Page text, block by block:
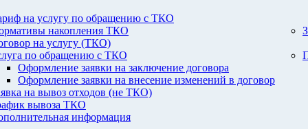
на услугу по обращению с ТКО
накопления ТКО
на услугу (ТКО)
по обращению с ТКО
Оформление заявки на заключение договора
Оформление заявки на внесение изменений в договор
на вывоз отходов (не ТКО)
вывоза ТКО
информация